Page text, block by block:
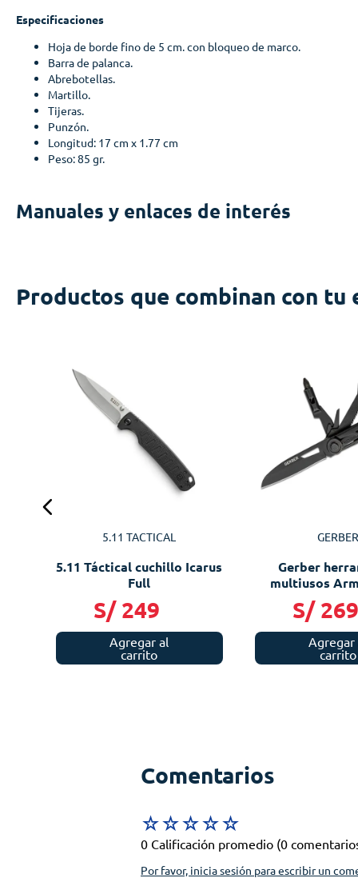
Especificaciones
Hoja de borde fino de 5 cm. con bloqueo de marco.
Barra de palanca.
Abrebotellas.
Martillo.
Tijeras.
Punzón.
Longitud: 17 cm x 1.77 cm
Peso: 85 gr.
Manuales y enlaces de interés
Productos que combinan con tu
5.11 TACTICAL
5.11 Táctical cuchillo Icarus
Full
S/ 249
Agregar al
carrito
GERBER
Gerber
multiusos
S/ 269
Agregar
carrito
Comentarios
☆☆☆☆☆
0 Calificación promedio (0
Por favor, inicia sesión para escribir un